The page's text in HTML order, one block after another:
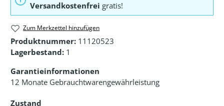
Versandkostenfrei gratis!
Zum Merkzettel hinzufügen
Produktnummer: 11120523
Lagerbestand: 1
Garantieinformationen
12 Monate Gebrauchtwarengewährleistung
Zustand